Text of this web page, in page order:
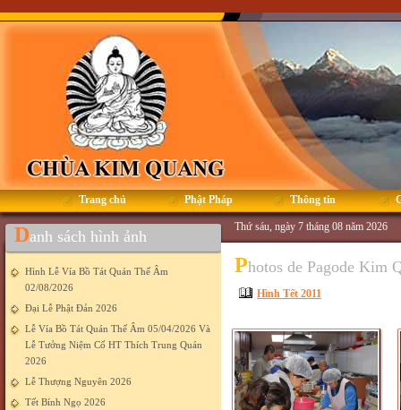
Trang chủ Phật Pháp Thông tin
Danh sách hình ảnh
Hình Lễ Vía Bồ Tát Quán Thế Âm
02/08/2026
Đại Lễ Phật Đản 2026
Lễ Vía Bồ Tát Quán Thế Âm 05/04/2026 Và
Lễ Tưởng Niệm Cố HT Thích Trung Quán
2026
Lễ Thượng Nguyên 2026
Tết Bính Ngọ 2026
Thứ sáu, ngày 7 tháng 08 năm 2026
Photos de Pagode Kim
Hình Tết 2011